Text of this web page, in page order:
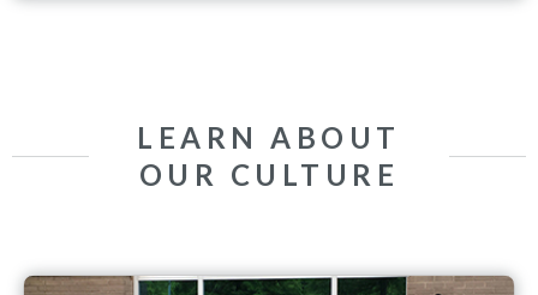
LEARN ABOUT
OUR CULTURE